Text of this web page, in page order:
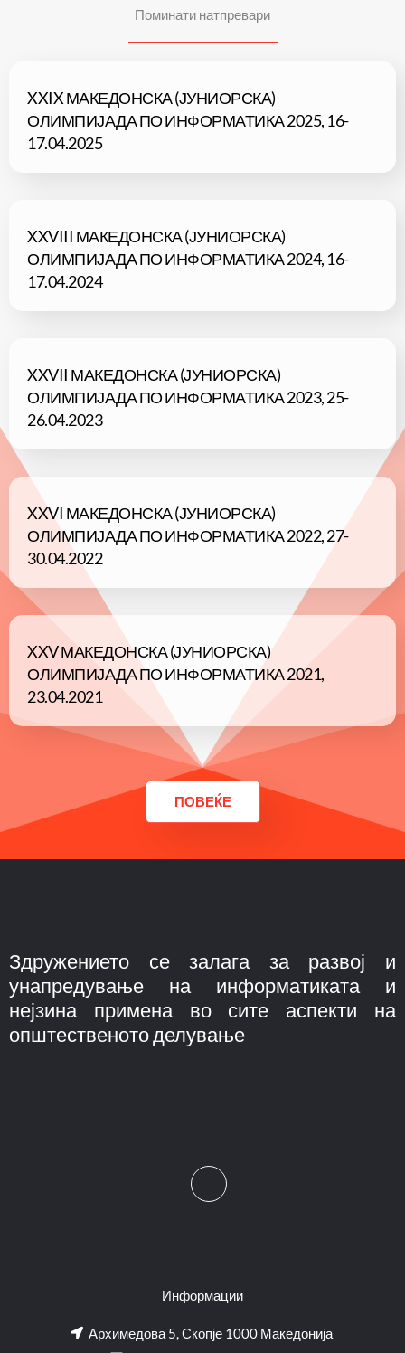
Поминати натпревари
XXIX МАКЕДОНСКА (ЈУНИОРСКА)
ОЛИМПИЈАДА ПО ИНФОРМАТИКА 2025, 16-
17.04.2025
XXVIII МАКЕДОНСКА (ЈУНИОРСКА)
ОЛИМПИЈАДА ПО ИНФОРМАТИКА 2024, 16-
17.04.2024
XXVII МАКЕДОНСКА (ЈУНИОРСКА)
ОЛИМПИЈАДА ПО ИНФОРМАТИКА 2023, 25-
26.04.2023
XXVI МАКЕДОНСКА (ЈУНИОРСКА)
ОЛИМПИЈАДА ПО ИНФОРМАТИКА 2022, 27-
30.04.2022
XXV МАКЕДОНСКА (ЈУНИОРСКА)
ОЛИМПИЈАДА ПО ИНФОРМАТИКА 2021,
23.04.2021
ПОВЕЌЕ
Здружението се залага за развој и
унапредување на информатиката и
нејзина примена во сите аспекти на
општественото делување
Информации
Архимедова 5, Скопје 1000 Македонија